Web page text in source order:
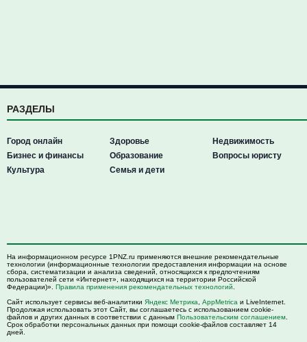
РАЗДЕЛЫ
Город онлайн
Бизнес и финансы
Культура
Здоровье
Образование
Семья и дети
Недвижимость
Вопросы юристу
На информационном ресурсе 1PNZ.ru применяются внешние рекомендательные
технологии (информационные технологии предоставления информации на основе
сбора, систематизации и анализа сведений, относящихся к предпочтениям
пользователей сети «Интернет», находящихся на территории Российской
Федерации)». Правила применения рекомендательных технологий
Сайт использует сервисы веб-аналитики Яндекс Метрика AppMetrica и LiveInternet.
Продолжая использовать этот Сайт, вы соглашаетесь с использованием cookie-
файлов и других данных в соответствии с данным Пользовательским соглашением
Срок обработки персональных данных при помощи cookie-файлов составляет 14
дней.